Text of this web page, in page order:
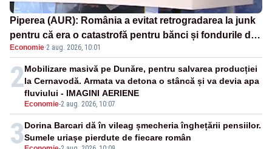
Piperea (AUR): România a evitat retrogradarea la junk
pentru că era o catastrofă pentru bănci și fondurile de
pensii
Economie·2 aug. 2026, 10:01
2
Economie-2 aug. 2026, 10:07
Mobilizare masivă pe Dunăre, pentru salvarea producției
la Cernavodă. Armata va detona o stâncă și va devia apa
fluviului - IMAGINI AERIENE
3Dorina Barcari dă în vileag șmecheria înghețării pensiilor.
Sumele uriașe pierdute de fiecare român